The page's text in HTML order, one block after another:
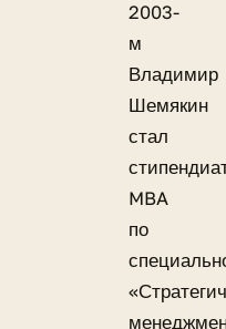
2003-
м
Владимир
Шемякин
стал
MBA
по